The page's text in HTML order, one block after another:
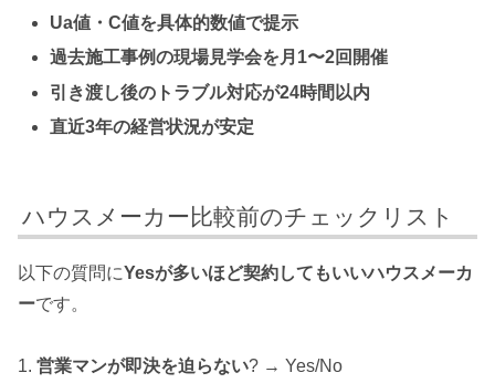
Ua値・C値を具体的数値で提示
過去施工事例の現場見学会を月1〜2回開催
引き渡し後のトラブル対応が24時間以内
直近3年の経営状況が安定
ハウスメーカー比較前のチェックリスト
以下の質問にYesが多いほど契約してもいいハウスメーカ
ーです。
1. 営業マンが即決を迫らない? → Yes/No